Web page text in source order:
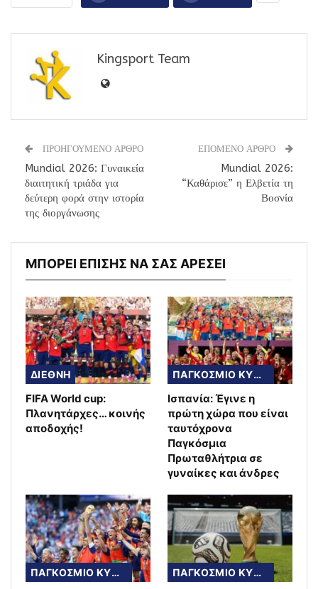
Kingsport Team
ΠΡΟΗΓΟΥΜΕΝΟ ΑΡΘΡΟ
Mundial 2026: Γυναικεία
διαιτητική τριάδα για
δεύτερη φορά στην ιστορία
της διοργάνωσης
ΕΠΟΜΕΝΟ ΑΡΘΡΟ
Mundial 2026:
“Καθάρισε” η Ελβετία τη
Βοσνία
ΜΠΟΡΕΙ ΕΠΙΣΗΣ ΝΑ ΣΑΣ ΑΡΕΣΕΙ
ΔΙΕΘΝΗ
FIFA World cup:
Πλανητάρχες… κοινής
αποδοχής!
ΠΑΓΚΟΣΜΙΟ ΚΥΠΕΛΛΟ
Ισπανία: Έγινε η
πρώτη χώρα που είναι
ταυτόχρονα
Παγκόσμια
Πρωταθλήτρια σε
γυναίκες και άνδρες
ΠΑΓΚΟΣΜΙΟ ΚΥΠΕΛΛΟ ΠΑΓΚΟΣΜΙΟ ΚΥΠΕΛΛΟ